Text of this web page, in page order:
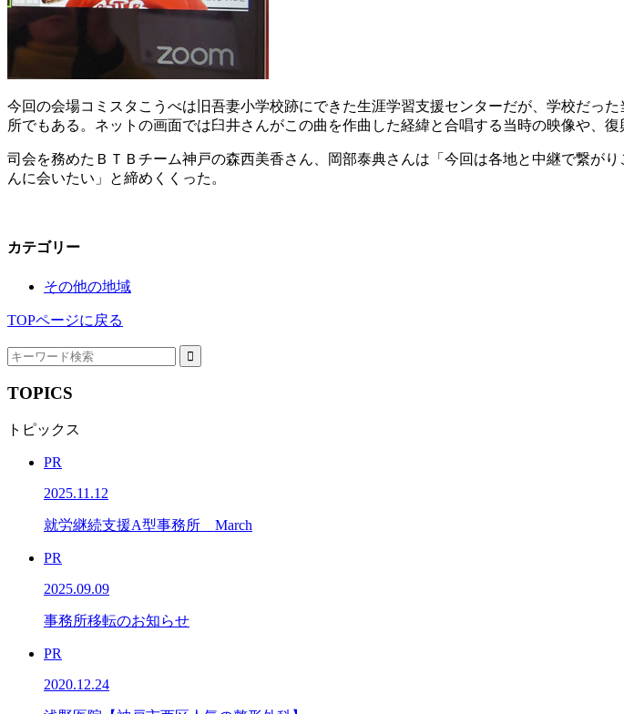
今回の会場コミスタこうべは旧吾妻小学校跡にできた生涯学習支援センターだが、学校だっ
所でもある。ネットの画面では臼井さんがこの曲を作曲した経緯と合唱する当時の映像や、
司会を務めたＢＴＢチーム神戸の森西美香さん、岡部泰典さんは「今回は各地と中継で繋が
んに会いたい」と締めくくった。
カテゴリー
その他の地域
TOPページに戻る
TOPICS
トピックス
PR
2025.11.12
就労継続支援A型事務所 March
PR
2025.09.09
事務所移転のお知らせ
PR
2020.12.24